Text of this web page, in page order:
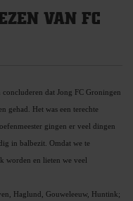
VAN FC
dat Jong FC Groningen
gehad. Het was een terechte
gingen er veel dingen
in balbezit. Omdat we te
worden en lieten we veel
Haglund, Gouweleeuw, Huntink;